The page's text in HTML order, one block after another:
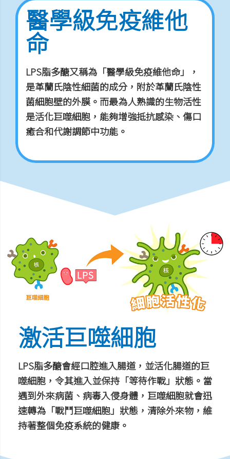
醫學級免疫維他
命
LPS脂多醣又稱為「醫學級免疫維他命」，
是革蘭氏陰性細菌的成分，附於革蘭氏陰性
菌細胞壁的外膜。而最為人熟識的生物活性
是活化巨噬細胞，能夠增強抵抗感染、傷口
癒合和代謝調節中功能。
激活巨噬細胞
LPS脂多醣會經口腔進入腸道，並活化腸道的巨
噬細胞，令其進入並保持「等待作戰」狀態。當
遇到外來病菌、病毒入侵身體，巨噬細胞就會迅
速轉為「戰鬥巨噬細胞」狀態，清除外來物，維
持著整個免疫系統的健康。